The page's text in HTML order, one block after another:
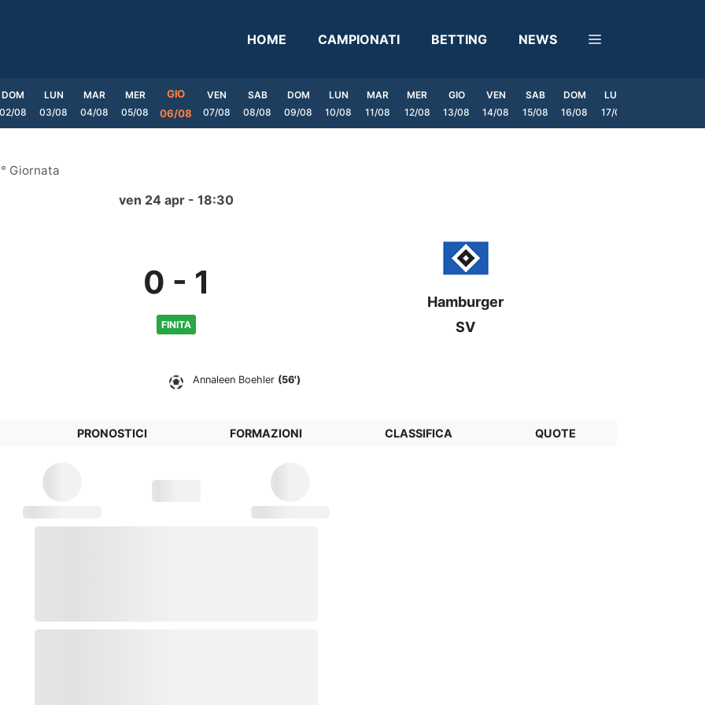
HOME CAMPIONATI BETTING NEWS
DOM
02/08
LUN
03/08
MAR
04/08
MER
05/08
GIO
06/08
VEN
07/08
SAB
08/08
DOM
09/08
LUN
10/08
MAR
11/08
MER
12/08
GIO
13/08
VEN
14/08
SAB
15/08
DOM
16/08
LUN
17/08
Giornata
ven 24 apr - 18:30
0 - 1
FINITA
Hamburger
SV
Annaleen Boehler (56')
PRONOSTICI FORMAZIONI CLASSIFICA QUOTE